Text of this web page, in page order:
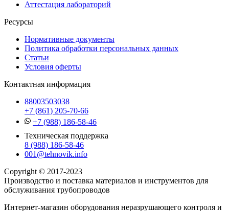
Аттестация лабораторий
Ресурсы
Нормативные документы
Политика обработки персональных данных
Статьи
Условия оферты
Контактная информация
88003503038
+7 (861) 205-70-66
+7 (988) 186-58-46
Техническая поддержка
8 (988) 186-58-46
001@tehnovik.info
Copyright © 2017-2023
Производство и поставка материалов и инструментов для
обслуживания трубопроводов
Интернет-магазин оборудования неразрушающего контроля и